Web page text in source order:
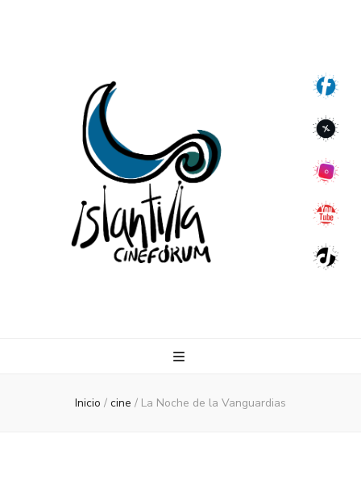
Inicio / cine / La Noche de la Vanguardias